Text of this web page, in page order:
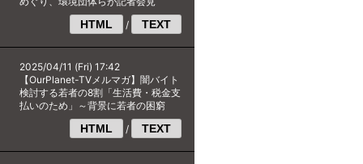
HTML / TEXT
2025/04/11 (Fri) 17:42
【OurPlanet-TVメルマガ】闇バイト
検討する若者の8割「生活費・税金支
払いのため」～背景に若者の困窮
HTML / TEXT